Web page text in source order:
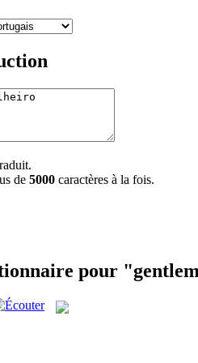
de 5000 caractères à la fois.
pour